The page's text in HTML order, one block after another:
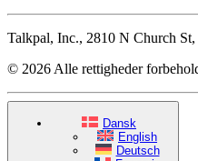
Talkpal, Inc., 2810 N Church
© 2026 Alle rettigheder
Dansk
English
Deutsch